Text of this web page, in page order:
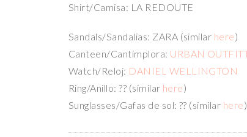
Shirt/Camisa: LA REDOUTE
Sandals/Sandalias: ZARA (similar here)
Canteen/Cantimplora: URBAN
Watch/Reloj: DANIEL WELLINGTON
Ring/Anillo: ?? (similar here)
Sunglasses/Gafas de sol: ?? (similar here)